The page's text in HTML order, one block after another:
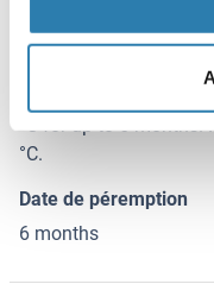
°C for up to 6 months.
°C.
Date de péremption
6 months